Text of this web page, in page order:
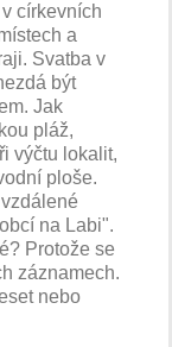
církevních
a
Svatba v
být
Jak
pláž,
výčtu lokalit,
ploše.
na Labi".
Protože se
záznamech.
nebo